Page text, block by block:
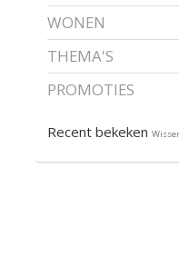
WONEN
THEMA'S
PROMOTIES
Recent bekeken